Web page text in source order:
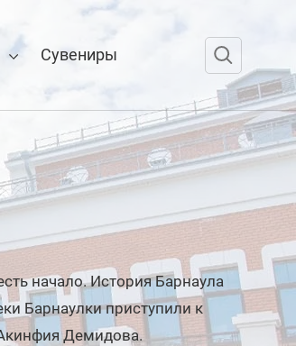
Сувениры
начало. История Барнаула
Барнаулки приступили к
Демидова.